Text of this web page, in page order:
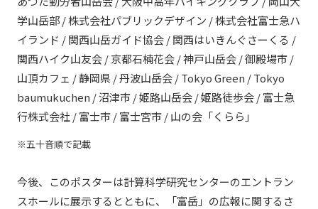
学山岳部 / 株式会社パブリックデザイン / 株式会社富士急ハ
イランド / 関西山岳ガイド協会 / 関西はいきんぐさーくる /
関西ハイク山友会 / 京都石楠花会 / 神戸山岳会 / 御殿場市 /
山頂カフェ / 静岡県 / 丹波山岳会 / Tokyo Green / Tokyo
baumukuchen / 沼津市 / 姫路山岳会 / 姫路徒歩会 / 富士急
行株式会社 / 富士市 / 富士宮市 / 山の会「くらら」
五十音順で記載
今後、このポスターは計算科学研究センターのエントラン
スホールに展示するとともに、「富岳」の広報に関するさ